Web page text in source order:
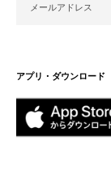
アプリ・ダウンロード
メールアドレス